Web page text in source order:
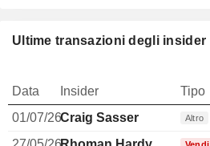
Ultime transazioni degli insider
Data Insider Tipo
01/07/26Craig Sasser Altro